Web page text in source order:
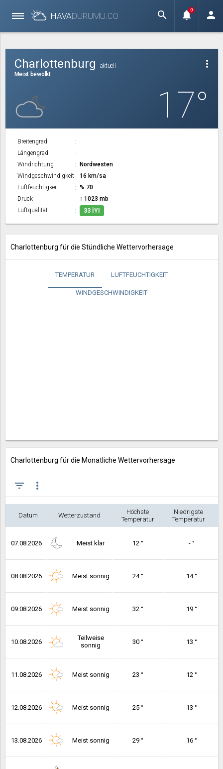
HAVADURUMU.CO search notifications
0 person
more_vert
Charlottenburg
aktuell
Meist bewölkt
17°
Breitengrad
Längengrad
Windrichtung
Nordwesten
Windgeschwindigkeit
16 km/sa
Luftfeuchtigkeit
% 70
Druck
↑ 1023 mb
Luftqualität
33 İYI
Charlottenburg für die Stündliche Wettervorhersage
TEMPERATUR LUFTFEUCHTIGKEIT
WINDGESCHWINDIGKEIT
Charlottenburg für die Monatliche Wettervorhersage
filter_list more_vert
Datum Wetterzustand
Höchste
Temperatur
Niedrigste
Temperatur
07.08.2026 Meist klar 12 ° - °
08.08.2026 Meist sonnig 24 ° 14 °
09.08.2026 Meist sonnig 32 ° 19 °
10.08.2026
Teilweise
sonnig
30 ° 13 °
11.08.2026 Meist sonnig 23 ° 12 °
12.08.2026 Meist sonnig 25 ° 13 °
13.08.2026 Meist sonnig 29 ° 16 °